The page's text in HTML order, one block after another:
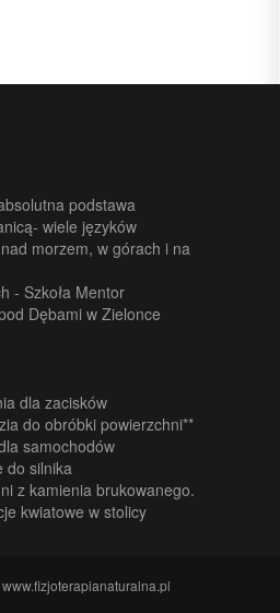
podstawa
wiele języków
morzem, w górach i na
- Szkoła Mentor
Dębami w Zielonce
dla zacisków
do obróbki powierzchni**
samochodów
do silnika
z kamienia brukowanego.
kwiatowe w stolicy